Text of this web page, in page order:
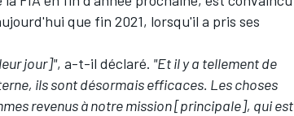
que fin 2021, lorsqu'il a pris ses
jour]", a-t-il déclaré. "Et il y a tellement de
ils sont désormais efficaces. Les choses
revenus à notre mission [principale], qui est